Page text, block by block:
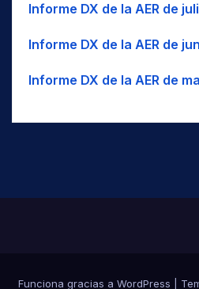
Informe DX de la AER de
Informe DX de la AER de
Informe DX de la AER de
Funciona gracias a WordPress